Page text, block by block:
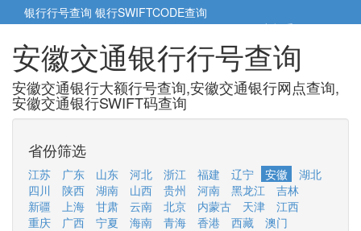
银行行号查询 银行SWIFTCODE查询
5cm小帮手5cm.cn
安徽交通银行行号查询
安徽交通银行大额行号查询,安徽交通银行网点查询,
安徽交通银行SWIFT码查询
省份筛选
江苏 广东 山东 河北 浙江 福建 辽宁 安徽
湖北
四川
陕西 湖南 山西 贵州 河南 黑龙江
吉林
新疆
上海 甘肃 云南 北京 内蒙古 天津
江西
重庆
广西 宁夏 海南 青海 香港 西藏
澳门